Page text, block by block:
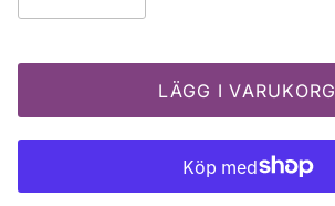
LÄGG I VARUKORG